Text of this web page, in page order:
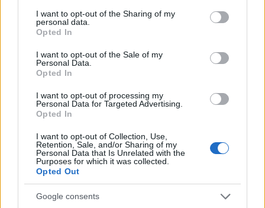
I want to opt-out of the Sharing of my
personal data.
Opted In
I want to opt-out of the Sale of my
Personal Data.
Opted In
I want to opt-out of processing my
Personal Data for Targeted Advertising.
Opted In
I want to opt-out of Collection, Use,
Retention, Sale, and/or Sharing of my
Personal Data that Is Unrelated with the
Purposes for which it was collected.
Opted Out
Google consents
esplode
. La Cina guida la classifica con il31,6%
auto elettriche pure vendute a dicembre, che
diventano oltre la metà includendo le Phev. Una
scelta tutt’altro che ideologica: Pechino importa
gran parte delle fonti fossili che consuma e ha
elettrificando trasporti e investendo
massicciamente nelle rinnovabili. Le vendite di e-
car crescono del92% in India, del
Indonesia, del154% in Messico, oltre il90% in
Turchia e Vietnam. L’Europa, invece, resta
intrappolata tra regolazione, sussidi mal disegnati
e incapacità di competere sulla scala industriale.